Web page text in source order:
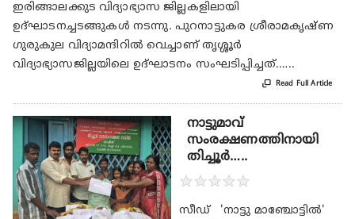
ഇരിങ്ങാലക്കുട വിദ്യാഭ്യാസ ജില്ലകളിലായി
ഉദ്ഘാടനച്ചടങ്ങുകള്‍ നടന്നു. പുറനാട്ടുകര ശ്രീരാമകൃഷ്ണ
ഗുരുകുല വിദ്യാമന്ദിറില്‍ വെച്ചാണ് തൃശ്ശൂര്‍
വിദ്യാഭ്യാസജില്ലയിലെ ഉദ്ഘാടനം സംഘടിപ്പിച്ചത്.…..
 Read Full Article
നാട്ടുമാവ്
സംരക്ഷണത്തിനായി
തിച്ചൂര്‍…..
★★★★★
സീഡ് 'നാട്ടു മാഞ്ചോട്ടില്‍'